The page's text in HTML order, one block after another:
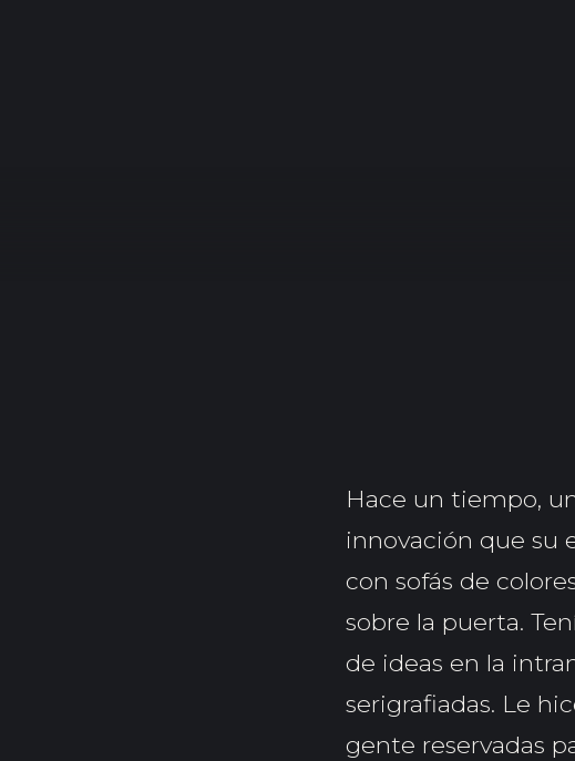
Hace un tiempo,
innovación que su
con sofás de
sobre la puerta.
de ideas en la
serigrafiadas. Le
gente reservadas